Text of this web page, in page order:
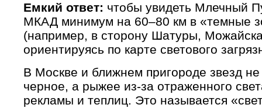
Емкий ответ: чтобы увидеть Млечный
МКАД минимум на 60–80 км в «темные
(например, в сторону Шатуры,
ориентируясь по карте светового
В Москве и ближнем пригороде звезд
черное, а рыжее из-за отраженного
рекламы и теплиц. Это называется